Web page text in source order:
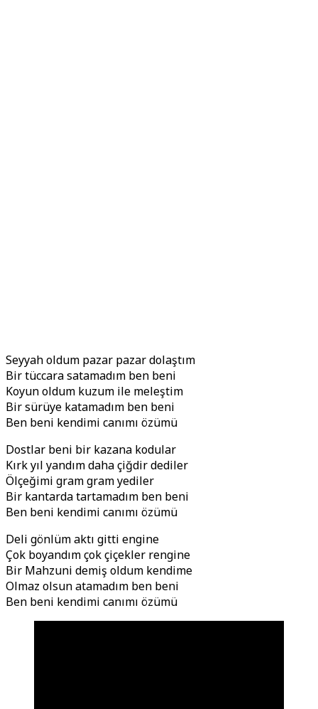
Seyyah oldum pazar pazar dolaştım
Bir tüccara satamadım ben beni
Koyun oldum kuzum ile meleştim
Bir sürüye katamadım ben beni
Ben beni kendimi canımı özümü
Dostlar beni bir kazana kodular
Kırk yıl yandım daha çiğdir dediler
Ölçeğimi gram gram yediler
Bir kantarda tartamadım ben beni
Ben beni kendimi canımı özümü
Deli gönlüm aktı gitti engine
Çok boyandım çok çiçekler rengine
Bir Mahzuni demiş oldum kendime
Olmaz olsun atamadım ben beni
Ben beni kendimi canımı özümü